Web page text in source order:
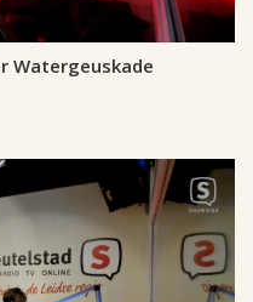
Watergeuskade